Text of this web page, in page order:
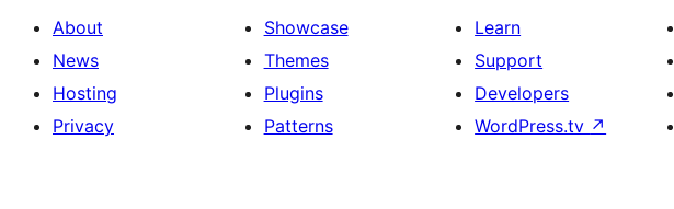
About
News
Hosting
Privacy
Showcase
Themes
Plugins
Patterns
Learn
Support
Developers
WordPress.tv ↗